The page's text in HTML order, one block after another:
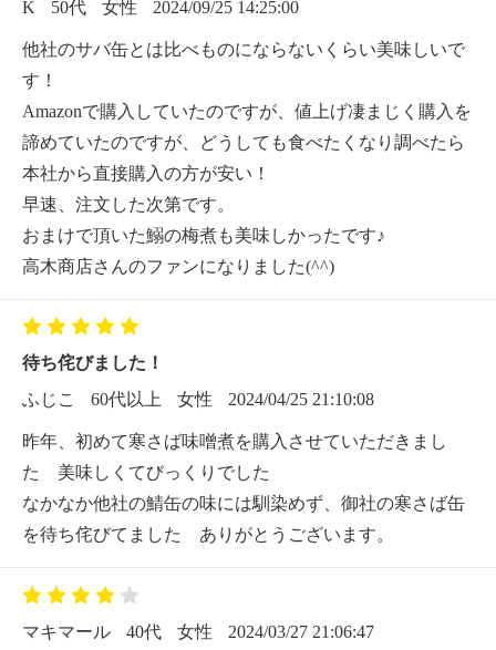
K 50代 女性 2024/09/25 14:25:00
他社のサバ缶とは比べものにならないくらい美味しいで
す！
Amazonで購入していたのですが、値上げ凄まじく購入を
諦めていたのですが、どうしても食べたくなり調べたら
本社から直接購入の方が安い！
早速、注文した次第です。
おまけで頂いた鰯の梅煮も美味しかったです♪
高木商店さんのファンになりました(^^)
待ち侘びました！
ふじこ
60代以上 女性 2024/04/25 21:10:08
昨年、初めて寒さば味噌煮を購入させていただきまし
た 美味しくてびっくりでした
なかなか他社の鯖缶の味には馴染めず、御社の寒さば缶
を待ち侘びてました ありがとうございます。
マキマール 40代 女性 2024/03/27 21:06:47